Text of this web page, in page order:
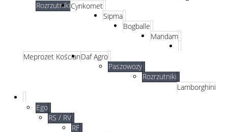
RozrzutnikiCynkomet
Sipma
Bogballe
Mandam
Meprozet KościanDaf Agro
Paszowozy
Rozrzutniki
Lamborghini
Ego
RS / RV
RF